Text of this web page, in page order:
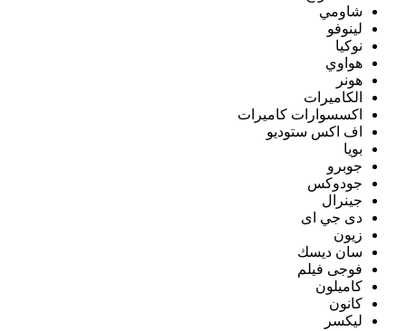
شاومي
لينوفو
نوكيا
هواوي
هونر
الكاميرات
اكسسوارات كاميرات
اف اكس ستوديو
بويا
جوبرو
جودوكس
جينرال
دى جي اى
زيون
سان ديسك
فوجى فيلم
كاميلون
كانون
ليكسر